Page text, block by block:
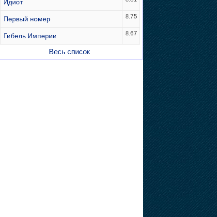
Идиот
Первый номер 8.75
Гибель Империи 8.67
Весь список